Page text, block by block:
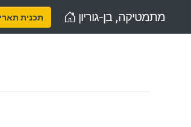
מתמטיקה, בן-גוריון Homeתכנית